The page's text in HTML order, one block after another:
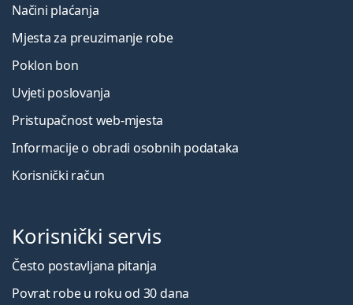
Načini plaćanja
Mjesta za preuzimanje robe
Poklon bon
Uvjeti poslovanja
Pristupačnost web-mjesta
Informacije o obradi osobnih podataka
Korisnički račun
Korisnički servis
Često postavljana pitanja
Povrat robe u roku od 30 dana